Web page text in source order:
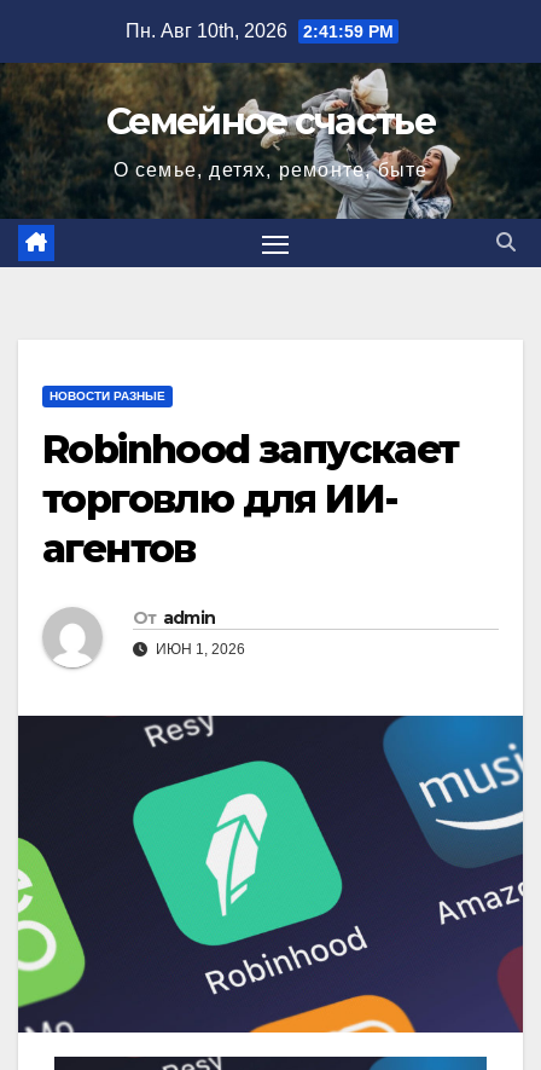
содержимому
Пн. Авг 10th, 2026 2:42:00 PM
Семейное счастье
О семье, детях, ремонте, быте
НОВОСТИ РАЗНЫЕ
Robinhood запускает
торговлю для ИИ-
агентов
От admin
ИЮН 1, 2026